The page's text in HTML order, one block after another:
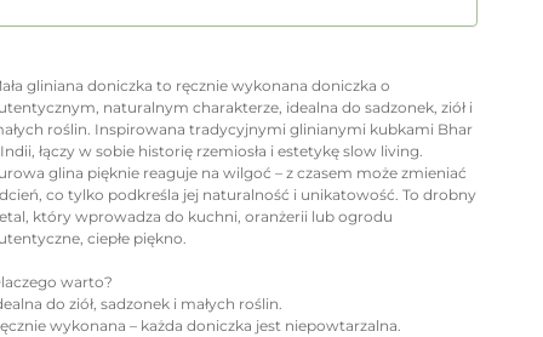
gliniana doniczka to ręcznie wykonana doniczka o
naturalnym charakterze, idealna do sadzonek, ziół i
roślin. Inspirowana tradycyjnymi glinianymi kubkami Bhar
łączy w sobie historię rzemiosła i estetykę slow living.
glina pięknie reaguje na wilgoć – z czasem może zmieniać
co tylko podkreśla jej naturalność i unikatowość. To drobny
który wprowadza do kuchni, oranżerii lub ogrodu
ciepłe piękno.
warto?
do ziół, sadzonek i małych roślin.
wykonana – każda doniczka jest niepowtarzalna.